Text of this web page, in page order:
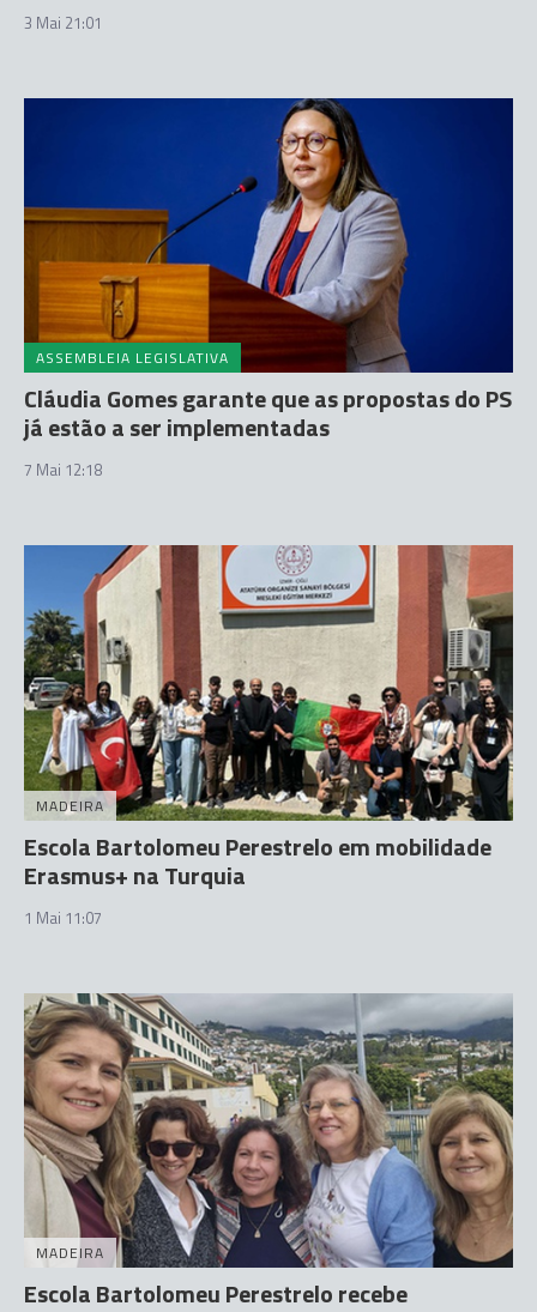
3 Mai 21:01
ASSEMBLEIA LEGISLATIVA
Cláudia Gomes garante que as propostas do PS
já estão a ser implementadas
7 Mai 12:18
MADEIRA
Escola Bartolomeu Perestrelo em mobilidade
Erasmus+ na Turquia
1 Mai 11:07
MADEIRA
Escola Bartolomeu Perestrelo recebe